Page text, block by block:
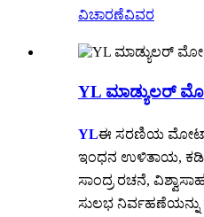
ವಿಚಾರಣೆವಿವರ
YL ಮಾಡ್ಯುಲರ್
YLಈ ಸರಣಿಯ
ಇಂಧನ ಉಳಿತಾಯ,
ಸಾಂದ್ರ ರಚನೆ,
ಸುಲಭ